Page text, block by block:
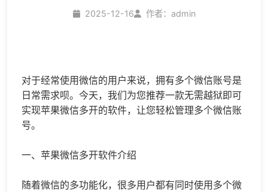
2025-12-16 作者：admin
对于经常使用微信的用户来说，拥有多个微信账号是
日常需求呗。今天，我们为您推荐一款无需越狱即可
实现苹果微信多开的软件，让您轻松管理多个微信账
号。
一、苹果微信多开软件介绍
随着微信的多功能化，很多用户都有同时使用多个微